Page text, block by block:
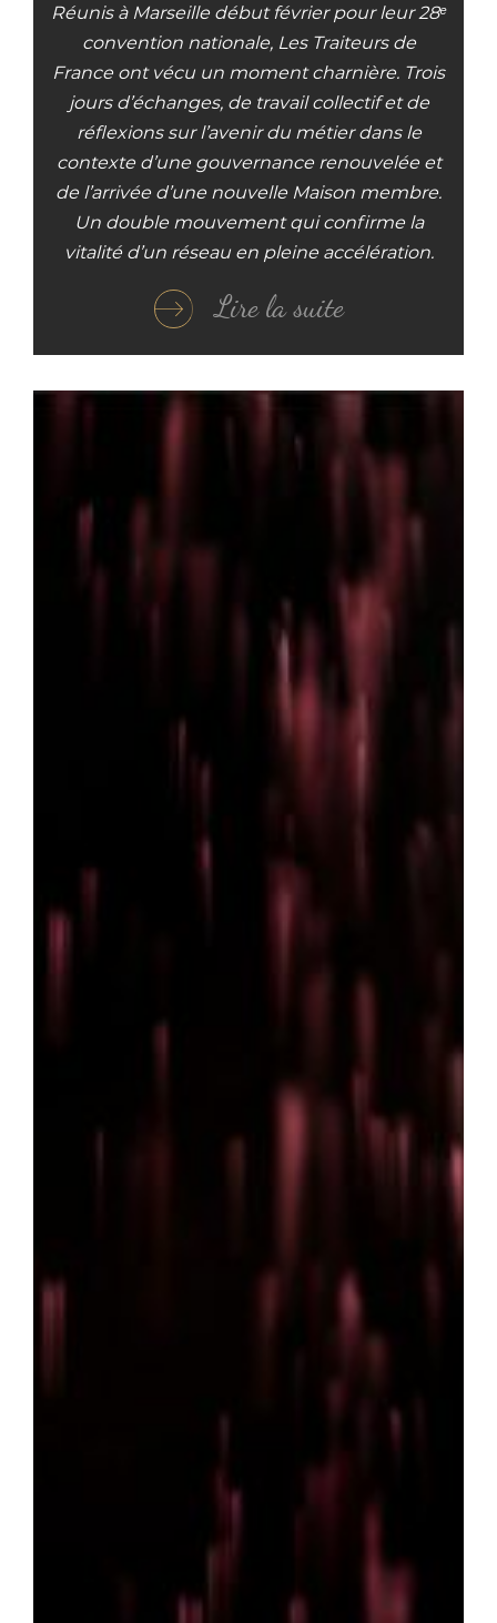
Réunis à Marseille début février pour leur 28ᵉ
convention nationale, Les Traiteurs de
France ont vécu un moment charnière. Trois
jours d’échanges, de travail collectif et de
réflexions sur l’avenir du métier dans le
contexte d’une gouvernance renouvelée et
de l’arrivée d’une nouvelle Maison membre.
Un double mouvement qui confirme la
vitalité d’un réseau en pleine accélération.
Lire la suite